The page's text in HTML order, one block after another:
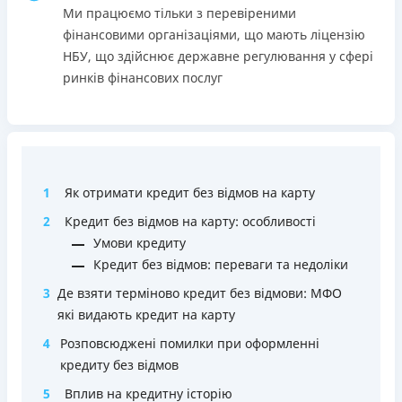
Вся інформація про кредит
ОТРИМАТИ ПОЗИКУ
застави та поручителів;
Процес повністю автоматизований і займає до 5
хвилин;
Видача коштів відбувається цілодобово по всій
Нема кредиту для юросіб (ФОП)
Немає цілодобової підтримки по телефону, в Viber,
Telegram, Facebook
Погашення
Оплата на розрахунковий рахунок
Онлайн (через сайт або інтернет-банкінг)
Через термінали Приватбанку
Через термінали самообслуговування
Ми працюємо тільки з перевіреними
фінансовими організаціями, що мають ліцензію
НБУ, що здійснює державне регулювання у сфері
ринків фінансових послуг
1
Як отримати кредит без відмов на карту
2
Кредит без відмов на карту: особливості
Умови кредиту
Кредит без відмов: переваги та недоліки
3 Де взяти терміново кредит без відмови: МФО
які видають кредит на карту
4
Розповсюджені помилки при оформленні
кредиту без відмов
5
Вплив на кредитну історію